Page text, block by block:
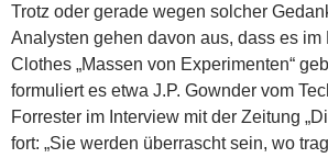
Trotz oder gerade wegen solcher
Analysten gehen davon aus, dass es im
Clothes „Massen von Experimenten“
formuliert es etwa J.P. Gownder vom
Forrester im Interview mit der Zeitung
fort: „Sie werden überrascht sein, wo